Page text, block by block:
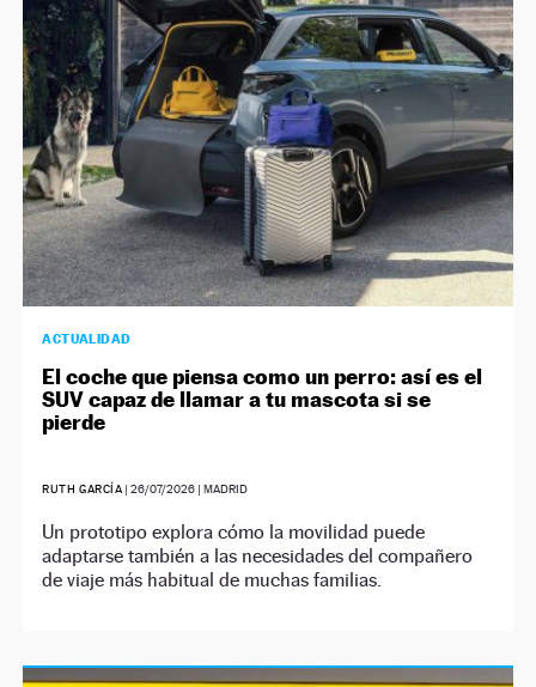
NEWSLETTER
SÍGUENOS
ACTUALIDAD
El coche que piensa como un perro: así es el
SUV capaz de llamar a tu mascota si se
pierde
RUTH GARCÍA |26/07/2026 | MADRID
Un prototipo explora cómo la movilidad puede
adaptarse también a las necesidades del compañero
de viaje más habitual de muchas familias.